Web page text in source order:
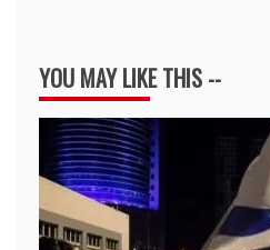
YOU MAY LIKE THIS --